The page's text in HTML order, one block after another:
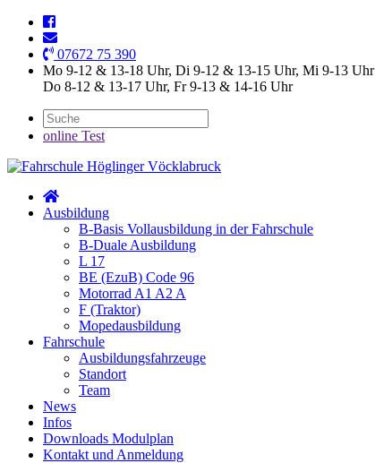
07672 75 390
Mo 9-12 & 13-18 Uhr, Di 9-12 & 13-15 Uhr, Mi 9-13 Uhr
Do 8-12 & 13-17 Uhr, Fr 9-13 & 14-16 Uhr
online Test
Ausbildung
B-Basis Vollausbildung in der Fahrschule
B-Duale Ausbildung
L 17
BE (EzuB) Code 96
Motorrad A1 A2 A
F (Traktor)
Mopedausbildung
Fahrschule
Ausbildungsfahrzeuge
Standort
Team
News
Infos
Downloads Modulplan
Kontakt und Anmeldung